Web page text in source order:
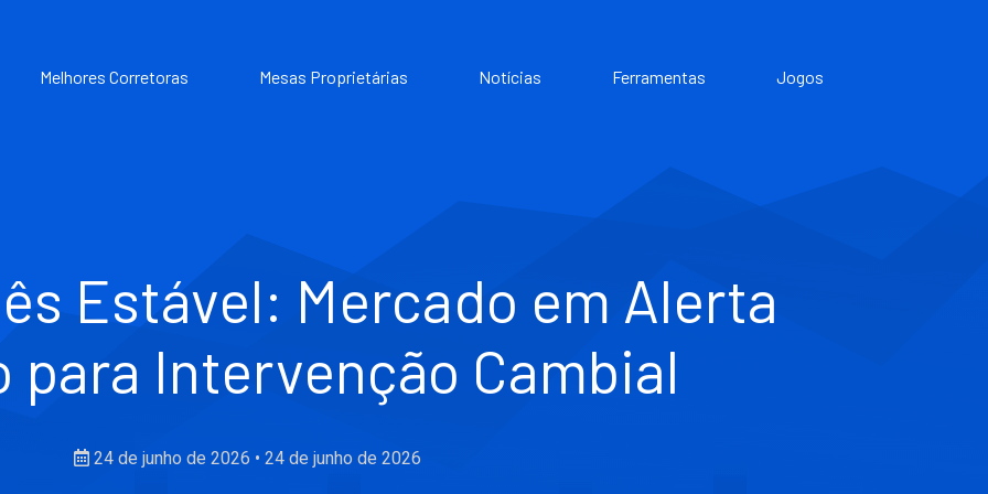
Melhores Corretoras Mesas Proprietárias Notícias Ferramentas Jogos
Estável: Mercado em Alerta
para Intervenção Cambial
24 de junho de 2026 • 24 de junho de 2026